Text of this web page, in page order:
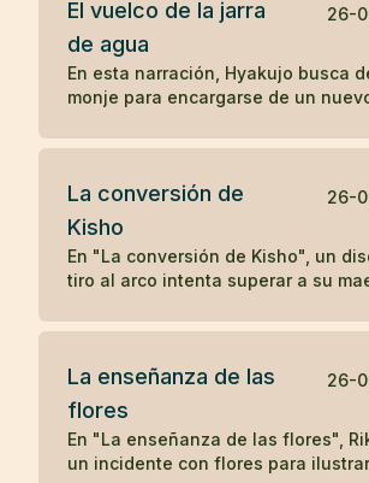
deseo. Solo cuando el leñador
y se concentra en su tarea
reaparece, subrayando la idea zen
de los deseos y vivir en el
para alcanzar la iluminación.
El vuelco de la jarra
de agua
26-
En esta narración, Hyakujo busca
monje para encargarse de un
una jarra de agua. Mientras los
cocinero, actúa volcando la jarra,
una comprensión no verbal y
naturaleza de la realidad, lo que le
designación como maestro del
monasterio. La historia ilustra cómo
valoradas en la tradición zen.
La conversión de
Kisho
26-
En "La conversión de Kisho", un
tiro al arco intenta superar a su
maestro demuestra su habilidad
del maestro lleva a una humilde
parte del discípulo, solidificando
maestro-discípulo en un vínculo
respeto y aprendizaje.
La enseñanza de las
flores
26-
En "La enseñanza de las flores",
un incidente con flores para